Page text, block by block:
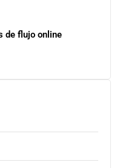
de flujo online